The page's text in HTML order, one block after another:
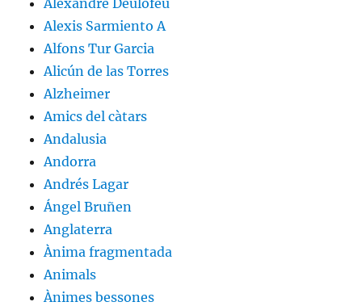
Alexis Sarmiento A
Alfons Tur Garcia
Alicún de las Torres
Alzheimer
Amics del càtars
Andalusia
Andorra
Andrés Lagar
Ángel Bruñen
Anglaterra
Ànima fragmentada
Animals
Ànimes bessones